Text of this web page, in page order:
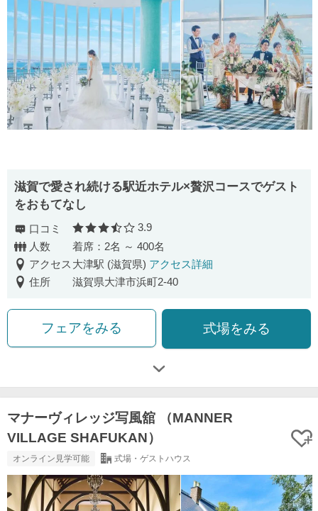
滋賀で愛され続ける駅近ホテル×贅沢コースでゲスト
をおもてなし
口コミ 口コミ評価
3.9
人数
着席：2名 ～ 400名
アクセス 大津駅 (滋賀県) アクセス詳細
住所
滋賀県大津市浜町2-40
フェアをみる 式場をみる
マナーヴィレッジ写風舘 （MANNER
VILLAGE SHAFUKAN）
オンライン見学可能 式場・ゲストハウス